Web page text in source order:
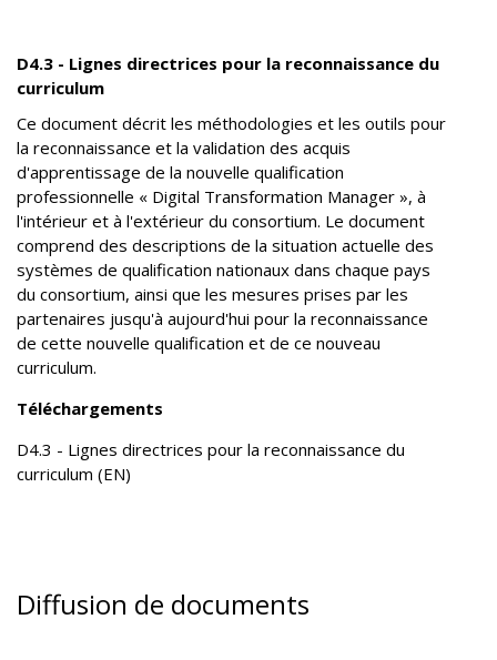
D4.3 - Lignes directrices pour la reconnaissance du
curriculum
Ce document décrit les méthodologies et les outils pour
la reconnaissance et la validation des acquis
d'apprentissage de la nouvelle qualification
professionnelle « Digital Transformation Manager », à
l'intérieur et à l'extérieur du consortium. Le document
comprend des descriptions de la situation actuelle des
systèmes de qualification nationaux dans chaque pays
du consortium, ainsi que les mesures prises par les
partenaires jusqu'à aujourd'hui pour la reconnaissance
de cette nouvelle qualification et de ce nouveau
curriculum.
Téléchargements
D4.3 - Lignes directrices pour la reconnaissance du
curriculum (EN)
Diffusion de documents